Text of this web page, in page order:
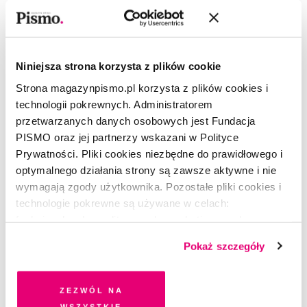
Niniejsza strona korzysta z plików cookie
Strona magazynpismo.pl korzysta z plików cookies i
technologii pokrewnych. Administratorem
przetwarzanych danych osobowych jest Fundacja
PISMO oraz jej partnerzy wskazani w Polityce
Prywatności. Pliki cookies niezbędne do prawidłowego i
optymalnego działania strony są zawsze aktywne i nie
wymagają zgody użytkownika. Pozostałe pliki cookies i
technologie pokrewne są używane w celach:
dobrowolną zgodę na pliki cookies i technologie
pokrewne, zgadzasz się na przechowywanie informacji
na Twoim urządzeniu końcowym lub dostęp do niego i
przetwarzanie danych. Zgodę na wszystkie lub niektóre
Pokaż szczegóły
Zezwól na
obiegu pieniądza
1.11.2022|21:11:02
Złoty do lamusa.
Dlaczego Polska
potrzebuje euro?
JAN CIPIUR
3.10.2022 | 19:10:29
Kogo dziś stać na dom?